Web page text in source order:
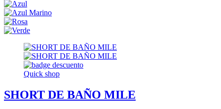
Quick shop
SHORT DE BAÑO MILE